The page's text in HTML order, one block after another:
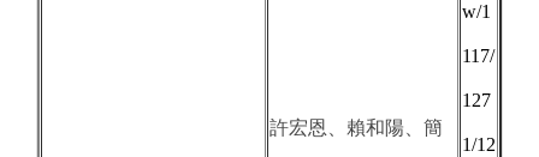
許宏恩、賴和陽、簡
w/1
117/
127
1/12